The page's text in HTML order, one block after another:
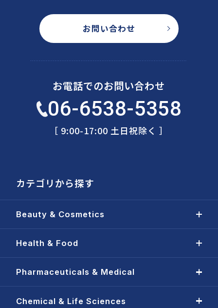
お問い合わせ
お電話でのお問い合わせ
06-6538-5358
［ 9:00-17:00 土日祝除く ］
カテゴリから探す
Beauty & Cosmetics
Health & Food
Pharmaceuticals & Medical
Chemical & Life Sciences